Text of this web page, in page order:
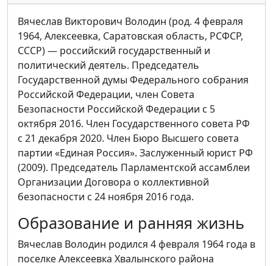
Вячеслав Викторович Володин (род. 4 февраля
1964, Алексеевка, Саратовская область, РСФСР,
СССР) — российский государственный и
политический деятель. Председатель
Государственной думы Федерального собрания
Российской Федерации, член Совета
Безопасности Российской Федерации с 5
октября 2016. Член Государственного совета РФ
с 21 декабря 2020. Член Бюро Высшего совета
партии «Единая Россия». Заслуженный юрист РФ
(2009). Председатель Парламентской ассамблеи
Организации Договора о коллективной
безопасности с 24 ноября 2016 года.
Образование и ранняя жизнь
Вячеслав Володин родился 4 февраля 1964 года в
поселке Алексеевка Хвалынского района